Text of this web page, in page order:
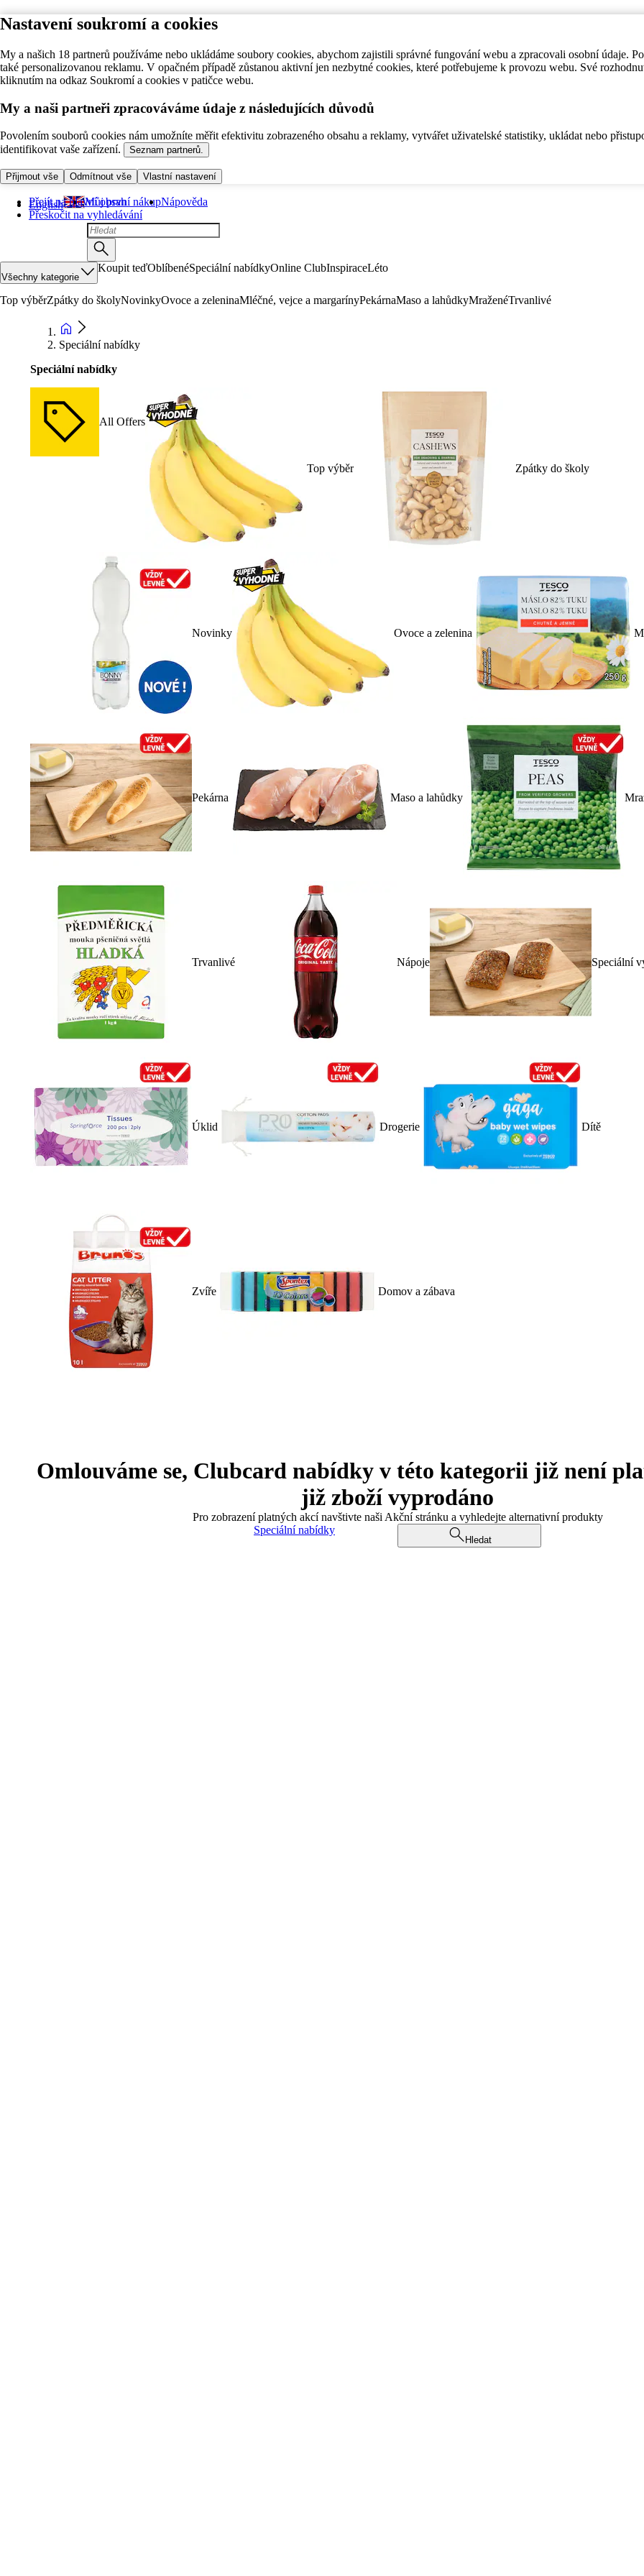
Nastavení soukromí a cookies
My a našich 18 partnerů používáme nebo ukládáme soubory cookies, abychom zajistili správné fungování webu a zpracovali osobní údaje.
také personalizovanou reklamu. V opačném případě zůstanou aktivní jen nezbytné cookies, které potřebujeme k provozu webu. Své
kliknutím na odkaz Soukromí a cookies v patičce webu.
My a naši partneři zpracováváme údaje z následujících důvodů
Povolením souborů cookies nám umožníte měřit efektivitu zobrazeného obsahu a reklamy, vytvářet uživatelské statistiky, ukládat nebo
identifikovat vaše zařízení.
Seznam partnerů.
Přijmout vše Odmítnout vše Vlastní nastavení
Přejít na hlavní obsah
Přeskočit na vyhledávání
English Můj první nákupNápověda
Všechny kategorie
Koupit teďOblíbenéSpeciální nabídkyOnline ClubInspiraceLéto
Top výběrZpátky do školyNovinkyOvoce a zeleninaMléčné, vejce a margarínyPekárnaMaso a lahůdkyMraženéTrvanlivé
Speciální nabídky
Speciální nabídky
All Offers
Top výběr Zpátky do školy
Novinky Ovoce a zelenina
Pekárna Maso a lahůdky
Trvanlivé Nápoje Speciální
Úklid Drogerie Dítě
Zvíře Domov a zábava
Omlouváme se, Clubcard nabídky v této kategorii již není
již zboží vyprodáno
Pro zobrazení platných akcí navštivte naši Akční stránku a vyhledejte alternativní produkty
Speciální nabídky
Hledat